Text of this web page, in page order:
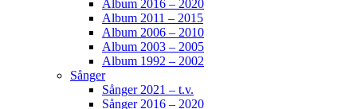
Album 2016 – 2020
Album 2011 – 2015
Album 2006 – 2010
Album 2003 – 2005
Album 1992 – 2002
Sånger
Sånger 2021 – t.v.
Sånger 2016 – 2020